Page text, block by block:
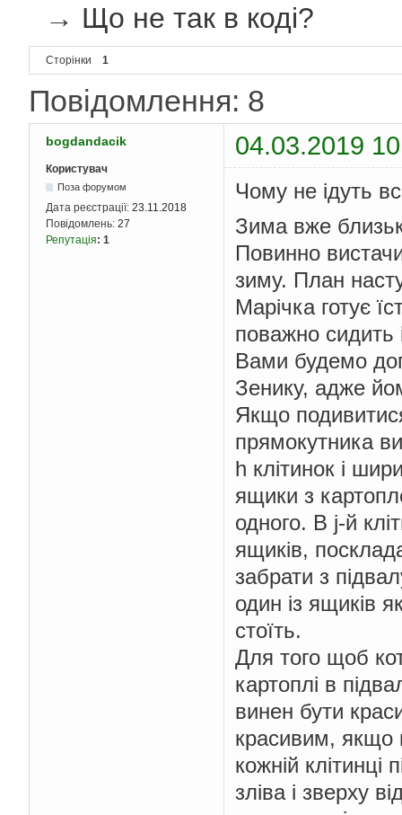
→ Що не так в коді?
Сторінки 1
Повідомлення: 8
bogdandacik 04.03.2019
Користувач
Поза форумом
Дата реєстрації: 23.11.2018
Повідомлень: 27
Репутація: 1
Чому не ідуть
Зима вже
Повинно
зиму. План
Марiчка готує
поважно
Вами будемо
Зенику, адже
Якщо
прямокутника
h клiтинок i
ящики з
одного. В j-й
ящикiв,
забрати з
один iз ящикiв
стоїть.
Для того щоб
картоплi в
винен бути
красивим, якщо
кожнiй клiтинцi
злiва i зверху